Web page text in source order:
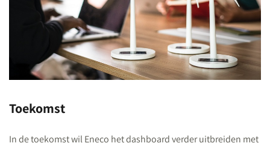
Toekomst
In de toekomst wil Eneco het dashboard verder uitbreiden met